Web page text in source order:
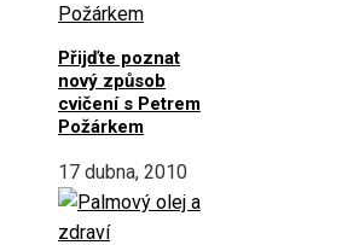
Přijďte poznat
nový způsob
cvičení s Petrem
Požárkem
17 dubna, 2010